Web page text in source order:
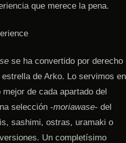
que merece la pena.
se ha convertido por derecho
de Arko. Lo servimos en
de cada apartado del
selección -moriawase- del
sashimi, ostras, uramaki o
Un completísimo